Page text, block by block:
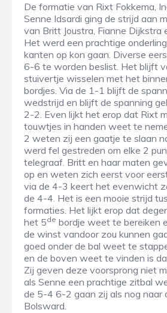
De formatie van Rixt Fokkema,
Senne Idsardi ging de strijd aan
van Britt Joustra, Fianne Dijkstra
Het werd een prachtige
kanten op kon gaan. Diverse
6-6 te worden beslist. Het blijft
stuivertje wisselen met het
bordjes. Via de 1-1 blijft de
wedstrijd en blijft de spanning
2-2. Even lijkt het erop dat Rixt
touwtjes in handen weet te
2 weten zij een gaatje te slaan
werd fel gestreden om elke 2
telegraaf. Britt en haar maten
op en weten zich eerst voor
via de 4-3 keert het evenwicht
de 4-4. Het is een mooie strijd
formaties. Het lijkt erop dat
het 5de bordje weet te bereiken
de winst vandoor zou kunnen
goed onder de bal weet te
en de boven weet te vinden is
Zij geven deze voorsprong niet
als Senne een prachtige zitbal
de 5-4 6-2 gaan zij als nog naar
Bolsward.